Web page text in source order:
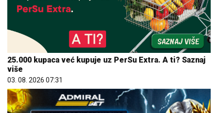
25.000 kupaca već kupuje uz PerSu Extra. A ti? Saznaj
više
03. 08. 2026 07:31